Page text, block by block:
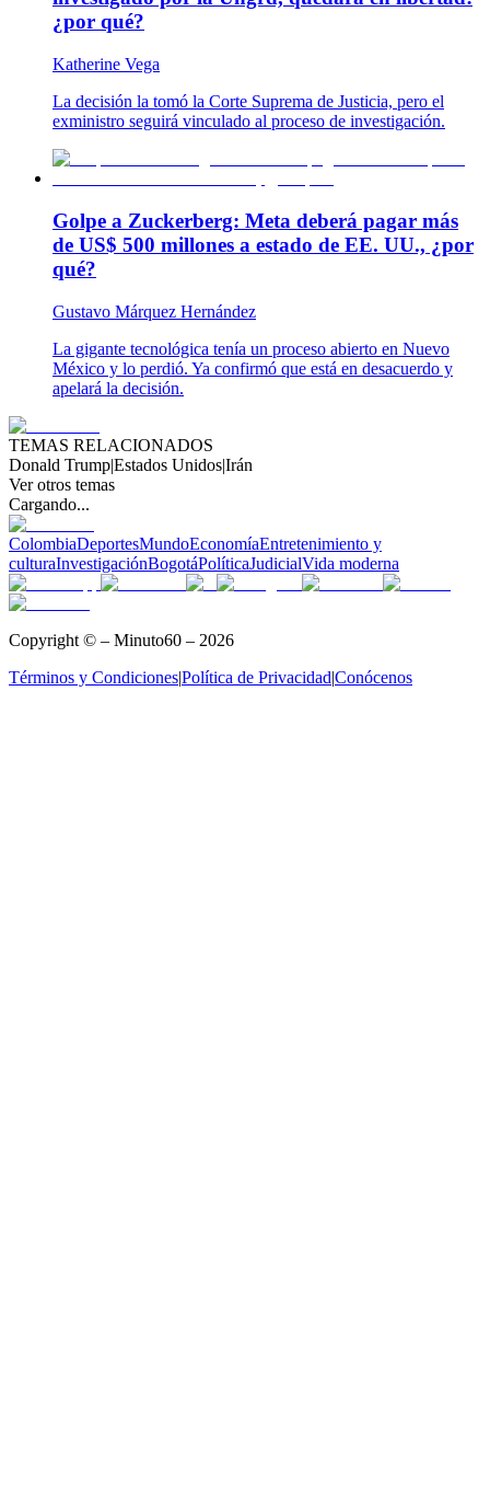
¿por qué?
Katherine Vega
La decisión la tomó la Corte Suprema de Justicia, pero el
exministro seguirá vinculado al proceso de investigación.
Golpe a Zuckerberg: Meta deberá pagar más
de US$ 500 millones a estado de EE. UU., ¿por
qué?
Gustavo Márquez Hernández
La gigante tecnológica tenía un proceso abierto en Nuevo
México y lo perdió. Ya confirmó que está en desacuerdo y
apelará la decisión.
TEMAS RELACIONADOS
Donald Trump|Estados Unidos|Irán
Ver otros temas
Cargando...
ColombiaDeportesMundoEconomíaEntretenimiento y
culturaInvestigaciónBogotáPolíticaJudicialVida moderna
Copyright © – Minuto60 – 2026
Términos y Condiciones|Política de Privacidad|Conócenos